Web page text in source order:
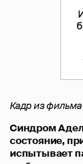
Кадр из фильма
Синдром
состояние,
испытывает